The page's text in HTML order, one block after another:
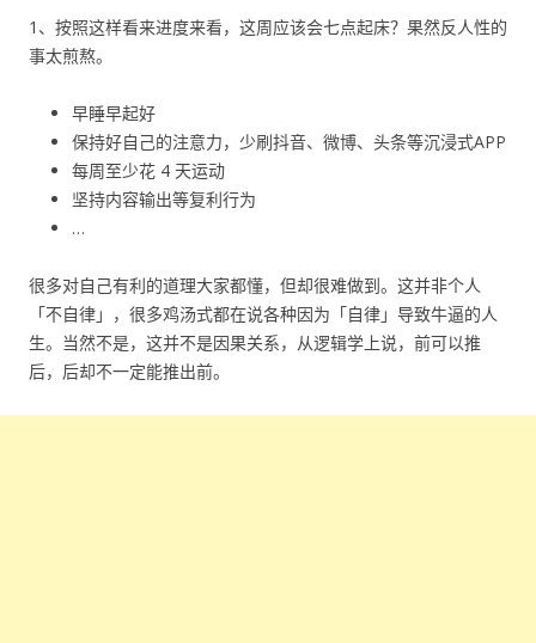
1、按照这样看来进度来看，这周应该会七点起床？果然反人性的
事太煎熬。
早睡早起好
保持好自己的注意力，少刷抖音、微博、头条等沉浸式APP
每周至少花 4 天运动
坚持内容输出等复利行为
…
很多对自己有利的道理大家都懂，但却很难做到。这并非个人
「不自律」，很多鸡汤式都在说各种因为「自律」导致牛逼的人
生。当然不是，这并不是因果关系，从逻辑学上说，前可以推
后，后却不一定能推出前。